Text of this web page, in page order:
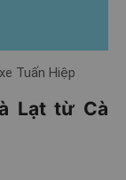
Tuấn Hiệp
Lạt từ Cà